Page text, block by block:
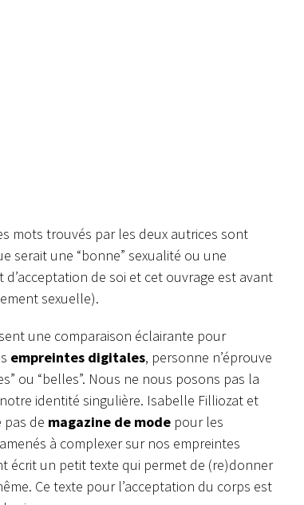
mots trouvés par les deux autrices sont
serait une “bonne” sexualité ou une
de soi et cet ouvrage est avant
sexuelle).
une comparaison éclairante pour
empreintes digitales, personne n’éprouve
ou “belles”. Nous ne nous posons pas la
identité singulière. Isabelle Filliozat et
pas de magazine de mode pour les
à complexer sur nos empreintes
écrit un petit texte qui permet de (re)donner
Ce texte pour l’acceptation du corps est